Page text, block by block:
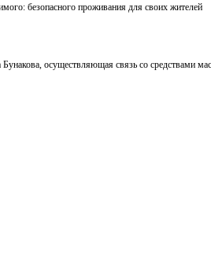
безопасного проживания для своих жителей
осуществляющая связь со средствами